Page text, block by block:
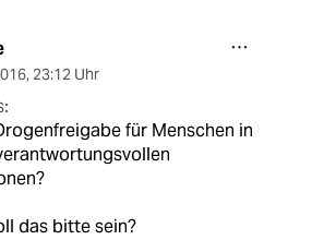
, 23:12 Uhr
für Menschen in
das bitte sein?